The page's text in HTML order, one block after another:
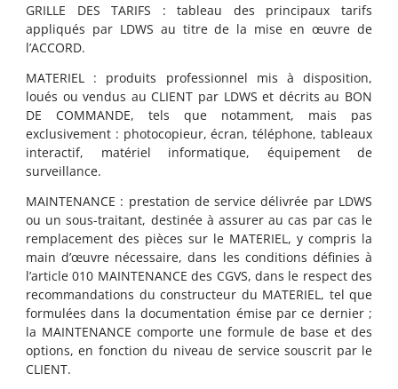
GRILLE DES TARIFS : tableau des principaux tarifs
appliqués par LDWS au titre de la mise en œuvre de
l’ACCORD.
MATERIEL : produits professionnel mis à disposition,
loués ou vendus au CLIENT par LDWS et décrits au BON
DE COMMANDE, tels que notamment, mais pas
exclusivement : photocopieur, écran, téléphone, tableaux
interactif, matériel informatique, équipement de
surveillance.
MAINTENANCE : prestation de service délivrée par LDWS
ou un sous-traitant, destinée à assurer au cas par cas le
remplacement des pièces sur le MATERIEL, y compris la
main d’œuvre nécessaire, dans les conditions définies à
l’article 010 MAINTENANCE des CGVS, dans le respect des
recommandations du constructeur du MATERIEL, tel que
formulées dans la documentation émise par ce dernier ;
la MAINTENANCE comporte une formule de base et des
options, en fonction du niveau de service souscrit par le
CLIENT.